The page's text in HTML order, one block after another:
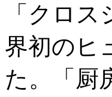
「クロ
界初のヒ
た。「厨